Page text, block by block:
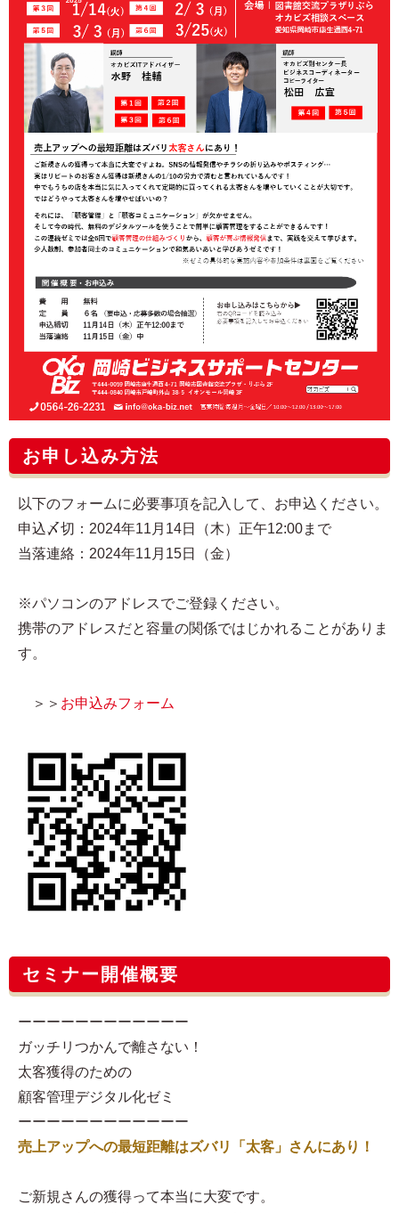
お申し込み方法
以下のフォームに必要事項を記入して、お申込ください。
申込〆切：2024年11月14日（木）正午12:00まで
当落連絡：2024年11月15日（金）
※パソコンのアドレスでご登録ください。
携帯のアドレスだと容量の関係ではじかれることがありま
す。
＞＞ お申込みフォーム
セミナー開催概要
ーーーーーーーーーーーー
ガッチリつかんで離さない！
太客獲得のための
顧客管理デジタル化ゼミ
ーーーーーーーーーーーー
売上アップへの最短距離はズバリ「太客」さんにあり！
ご新規さんの獲得って本当に大変です。